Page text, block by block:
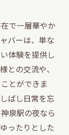
で一層華やか
バーは、単な
体験を提供し
との交流や、
とができま
ばし日常を忘
泉駅の夜なら
ったりとした